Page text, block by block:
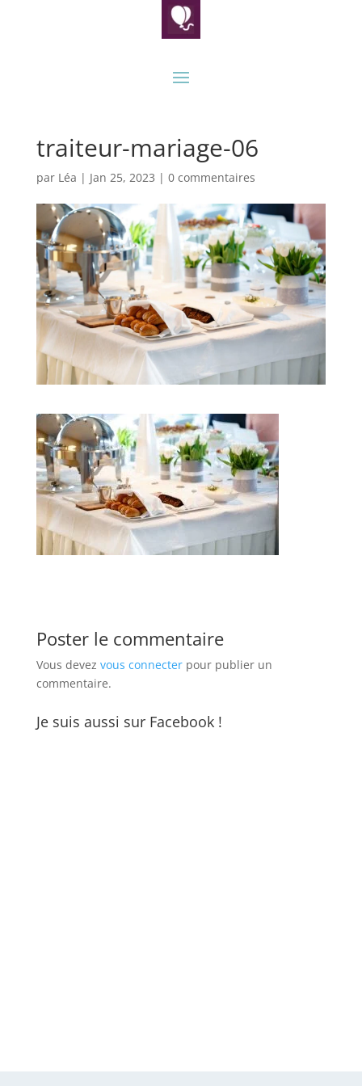
traiteur-mariage-06
par Léa | Jan 25, 2023 | 0 commentaires
Poster le commentaire
Vous devez vous connecterpour publier un
commentaire.
Je suis aussi sur Facebook !